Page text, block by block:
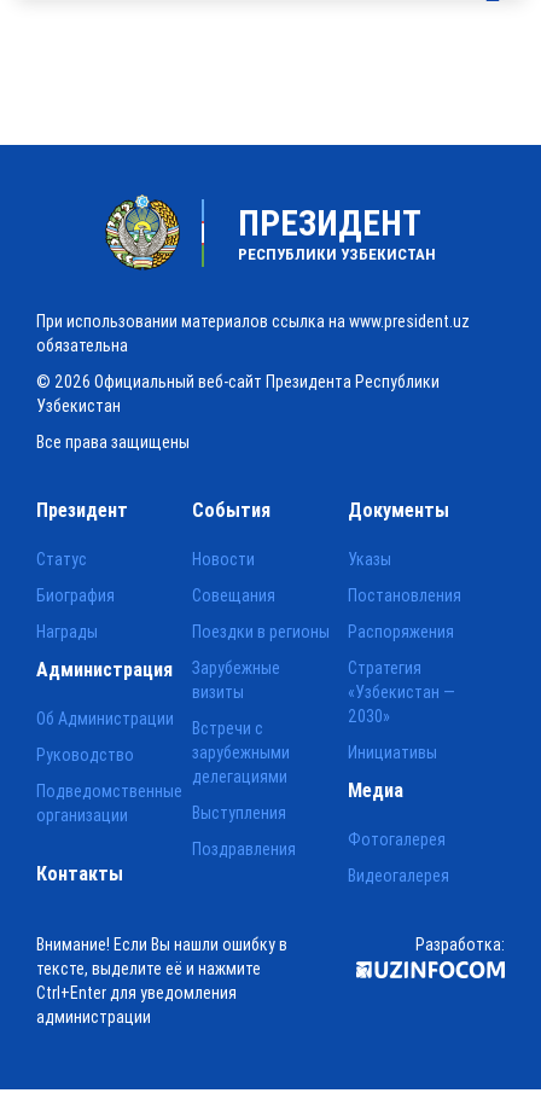
ПРЕЗИДЕНТ
РЕСПУБЛИКИ УЗБЕКИСТАН
При использовании материалов ссылка на www.president.uz
обязательна
© 2026 Официальный веб-сайт Президента Республики
Узбекистан
Все права защищены
Президент
Статус
Биография
Награды
События
Новости
Совещания
Поездки в регионы
Зарубежные
визиты
Встречи с
зарубежными
делегациями
Выступления
Поздравления
Документы
Указы
Постановления
Распоряжения
Стратегия
«Узбекистан —
2030»
Инициативы
Администрация
Об Администрации
Руководство
Подведомственные
организации
Медиа
Фотогалерея
Видеогалерея
Контакты
Внимание! Если Вы нашли ошибку в
тексте, выделите её и нажмите
Ctrl+Enter для уведомления
администрации
Разработка: